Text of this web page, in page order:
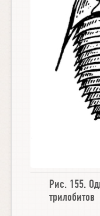
Рис. 155.
трилобитов